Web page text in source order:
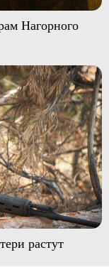
Нагорного
растут